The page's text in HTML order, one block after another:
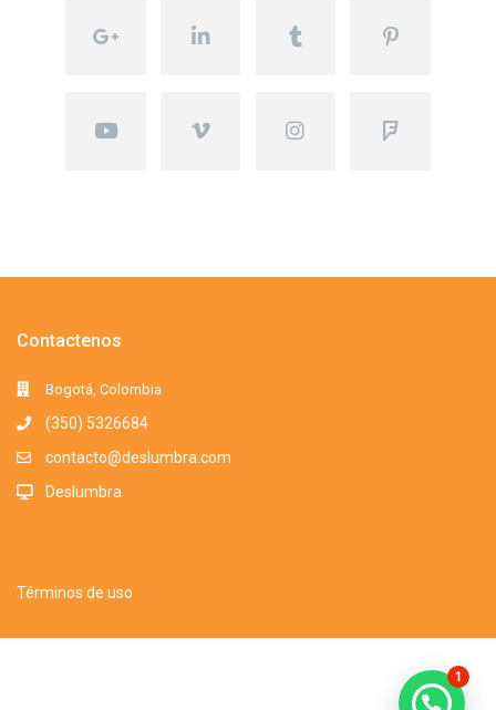
Contactenos
Bogotá, Colombia
(350) 5326684
contacto@deslumbra.com
Deslumbra
Términos de uso
Todos los derechos reservados. Somos una marca registrada. 2016- 1